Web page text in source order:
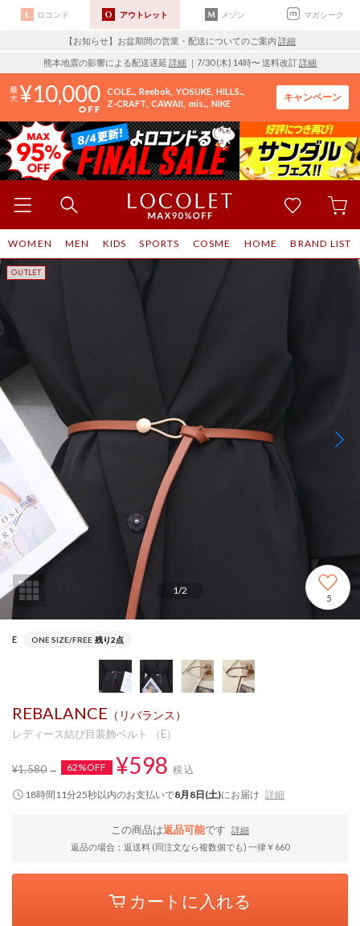
ロコンド アウトレット メゾン マガシーク
【お知らせ】お盆期間の営業・配送についてのご案内 詳細
熊本地震の影響による配送遅延 詳細 ｜7/30 (木) 14時〜 送料改訂詳細
10,000 COLE.. Reebok YOSUKE HILLS..
Z-CRAFT CAWAII mis.. NIKE
キャンペーン
WOMEN MEN KIDS SPORTS COSME HOME BRAND LIST
1/2
5
E ONE SIZE/FREE 残り2点
REBALANCE （リバランス）
レディース結び目装飾ベルト （E）
¥1,580 62%OFF ¥598 税込
18時間11分24秒以内のお支払いで8月8日(土)にお届け 詳細
この商品は返品可能です
詳細
返品の場合：返送料 (同注文なら複数個でも) 一律￥660
カートに入れる